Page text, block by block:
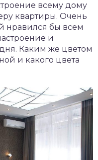
всему дому
квартиры. Очень
нравился бы всем
и
Каким же цветом
и какого цвета